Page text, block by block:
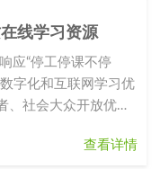
线学习资源
应“停工停课不停
字化和互联网学习优
、社会大众开放优质
查看详情